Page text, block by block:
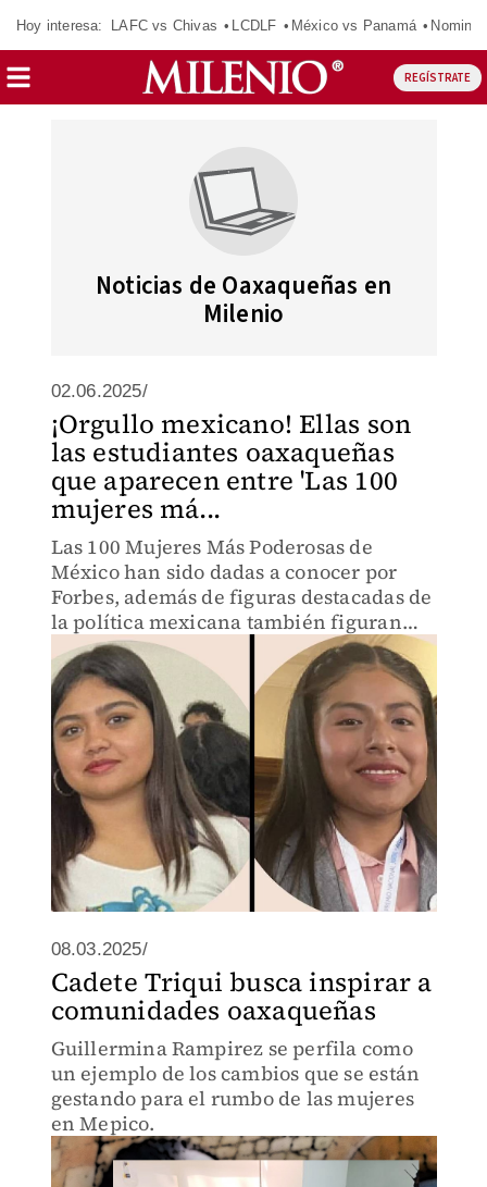
Hoy interesa: LAFC vs Chivas LCDLF México vs Panamá
REGÍSTRATE
Noticias de Oaxaqueñas en
Milenio
02.06.2025/
¡Orgullo mexicano! Ellas son
las estudiantes oaxaqueñas
que aparecen entre 'Las 100
mujeres má...
Las 100 Mujeres Más Poderosas de
México han sido dadas a conocer por
Forbes, además de figuras destacadas de
la política mexicana también figuran
jóvenes oaxaqueñas con logros
significativos
08.03.2025/
Cadete Triqui busca inspirar a
comunidades oaxaqueñas
Guillermina Rampirez se perfila como
un ejemplo de los cambios que se están
gestando para el rumbo de las mujeres
en Mepico.